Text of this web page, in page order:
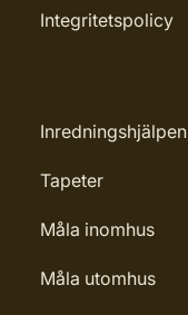
Integritetspolicy
Inredningshjälpen
Tapeter
Måla inomhus
Måla utomhus